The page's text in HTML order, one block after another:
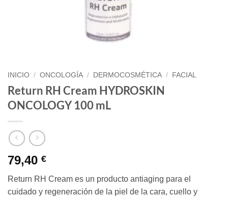
INICIO / ONCOLOGÍA / DERMOCOSMÉTICA / FACIAL
Return RH Cream HYDROSKIN
ONCOLOGY 100 mL
79,40 €
Return RH Cream es un producto antiaging para el
cuidado y regeneración de la piel de la cara, cuello y